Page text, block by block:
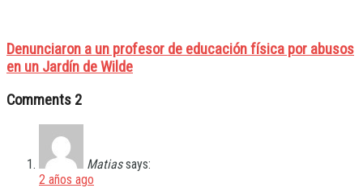
Denunciaron a un profesor de educación física por abusos
en un Jardín de Wilde
Comments 2
Matias says:
2 años ago